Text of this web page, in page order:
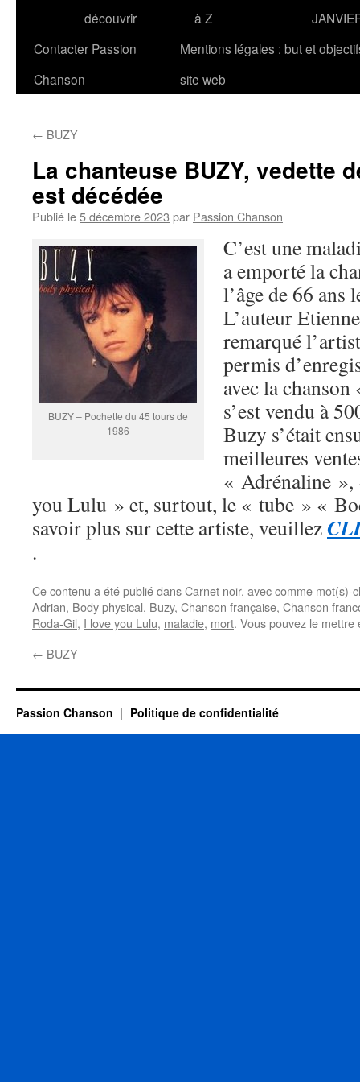
découvrir
à Z
Contacter Passion
Chanson
Mentions légales : but et
site web
← BUZY
La chanteuse BUZY, vedette
est décédée
Publié le5 décembre 2023 par Passion Chanson
BUZY – Pochette du 45 tours de
1986
C’est une
a emporté la
l’âge de 66 ans
L’auteur
remarqué
permis
avec la
s’est vendu à
Buzy s’était
meilleures
« Adrénaline
you Lulu » et, surtout, le « tube » «
savoir plus sur cette artiste, veuillez
.
Ce contenu a été publié dansCarnet noir, avec comme mot(s)-
Adrian, Body physical, Buzy, Chanson française, Chanson
Roda-Gil, I love you Lulu, maladie, mort. Vous pouvez le
← BUZY
Passion Chanson Politique de confidentialité